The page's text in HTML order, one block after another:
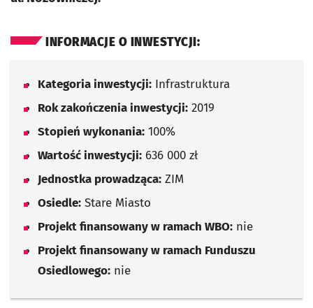
INFORMACJE O INWESTYCJI:
Kategoria inwestycji: Infrastruktura
Rok zakończenia inwestycji: 2019
Stopień wykonania: 100%
Wartość inwestycji: 636 000 zł
Jednostka prowadząca: ZIM
Osiedle: Stare Miasto
Projekt finansowany w ramach WBO: nie
Projekt finansowany w ramach Funduszu
Osiedlowego: nie